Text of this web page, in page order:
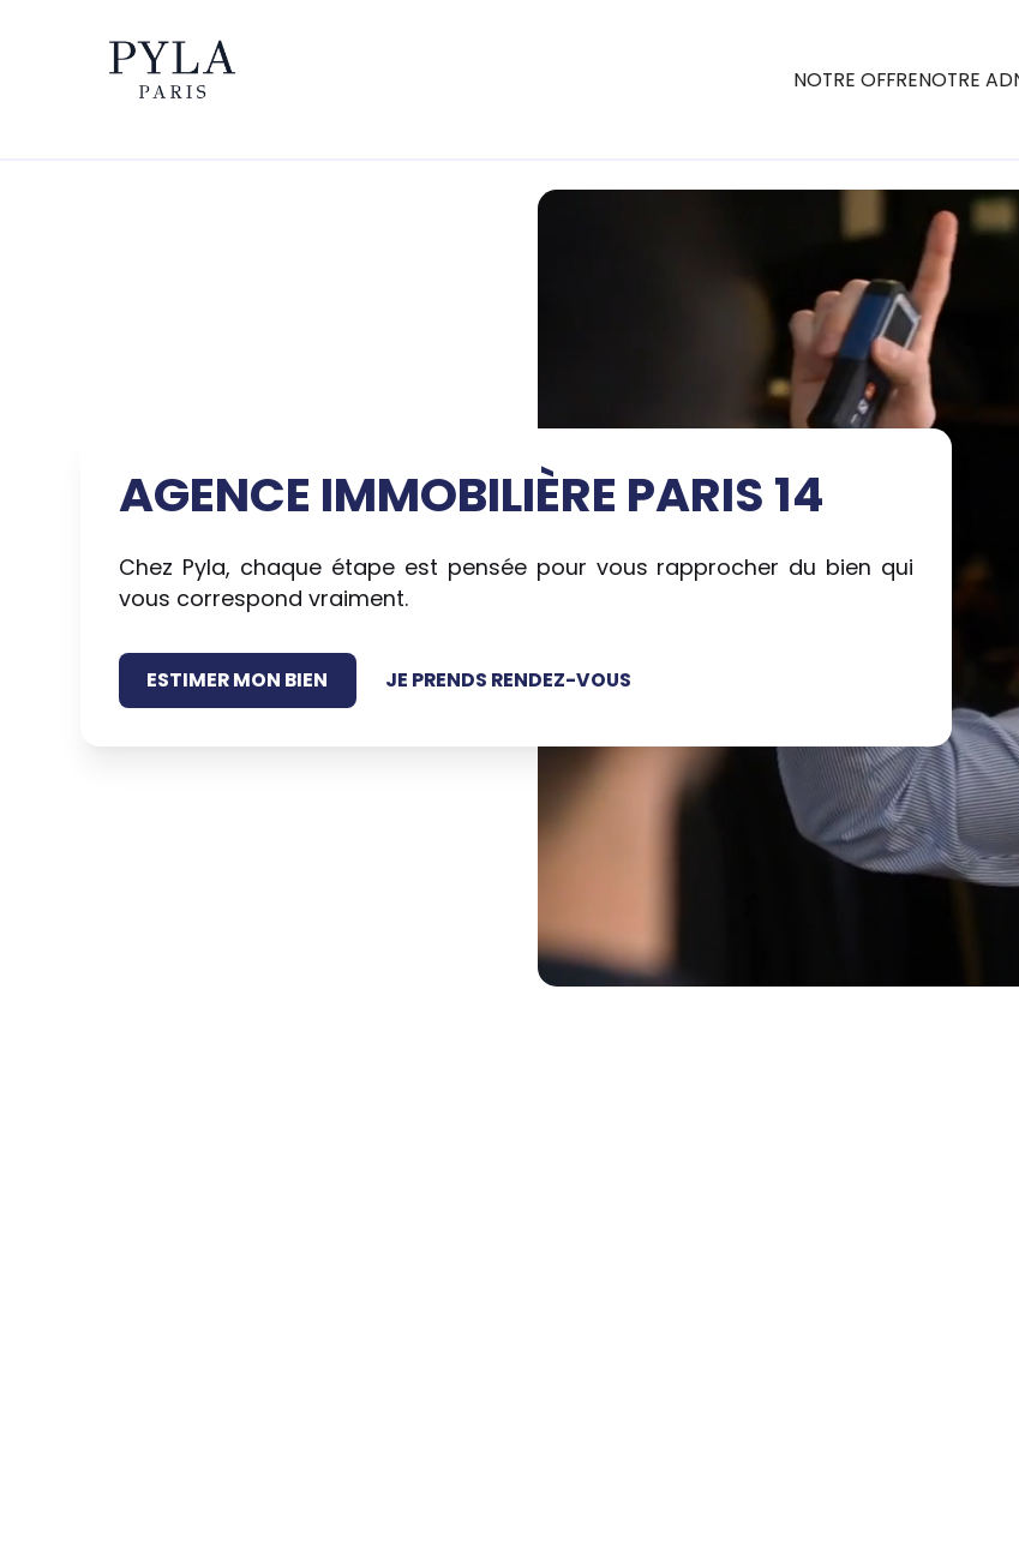
NOTRE OFFRENOTRE
AGENCE IMMOBILIÈRE PARIS 14
Chez Pyla, chaque étape est pensée pour vous rapprocher du bien qui
vous correspond vraiment.
ESTIMER MON BIEN JE PRENDS RENDEZ-VOUS